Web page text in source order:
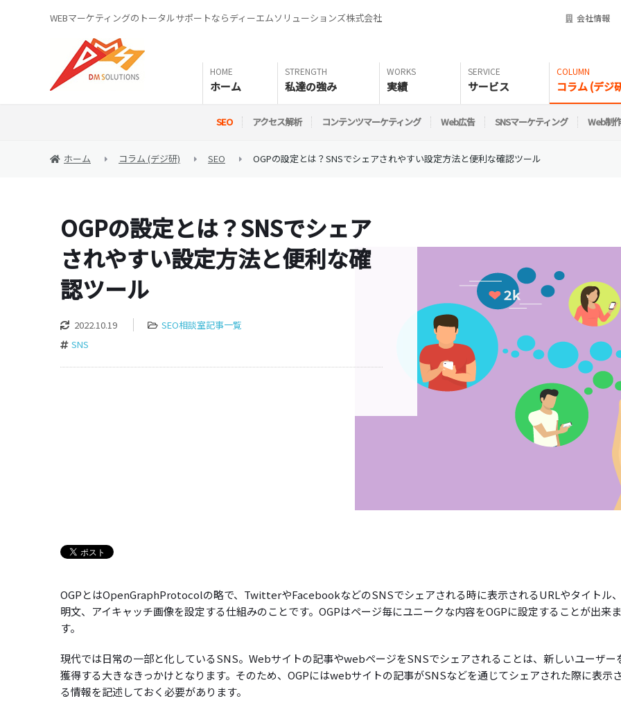
WEBマーケティングのトータルサポートならディーエムソリューションズ株式会社 会社情報
ホーム 私達の強み 実績 サービス コラム (デジ
SEO アクセス解析 コンテンツマーケティング Web広告 SNSマーケティング Web制作
ホーム コラム (デジ研) SEO OGPの設定とは？SNSでシェアされやすい設定方法と便利な確認ツール
OGPの設定とは？SNSでシェア
されやすい設定方法と便利な確
認ツール
2022.10.19
SEO相談室記事一覧
SNS
OGPとはOpenGraphProtocolの略で、TwitterやFacebookなどのSNSでシェアされる時に表示されるURLやタイトル
明文、アイキャッチ画像を設定する仕組みのことです。OGPはページ毎にユニークな内容をOGPに設定することが出来ま
す。
現代では日常の一部と化しているSNS。Webサイトの記事やwebページをSNSでシェアされることは、新しいユーザー
獲得する大きなきっかけとなります。そのため、OGPにはwebサイトの記事がSNSなどを通じてシェアされた際に表示
る情報を記述しておく必要があります。